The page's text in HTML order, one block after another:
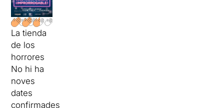
La tienda
de los
horrores
No hi ha
noves
dates
confirmades